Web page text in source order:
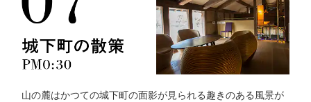
山の麓はかつての城下町の面影が見られる趣きのある風景が